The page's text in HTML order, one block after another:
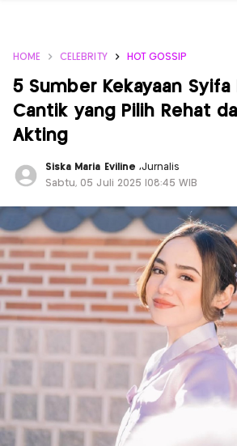
HOME CELEBRITY HOT GOSSIP
5 Sumber Kekayaan Syifa
Cantik yang Pilih Rehat
Akting
Siska Maria Eviline ,Jurnalis
Sabtu, 05 Juli 2025 |08:45 WIB